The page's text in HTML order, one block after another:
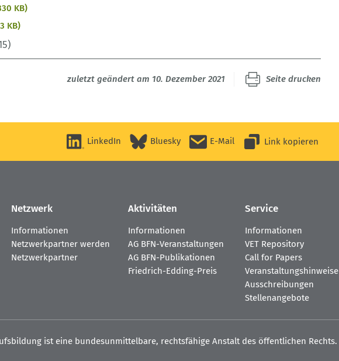
KB)
KB)
zuletzt geändert am 10. Dezember 2021 Seite drucken
LinkedIn Bluesky E-Mail Link kopieren
Netzwerk
Informationen
Netzwerkpartner werden
Netzwerkpartner
Aktivitäten
Informationen
AG BFN-Veranstaltungen
AG BFN-Publikationen
Friedrich-Edding-Preis
Service
Informationen
VET Repository
Call for Papers
Veranstaltungshinweise
Ausschreibungen
Stellenangebote
ist eine bundesunmittelbare, rechtsfähige Anstalt des öffentlichen Rechts.